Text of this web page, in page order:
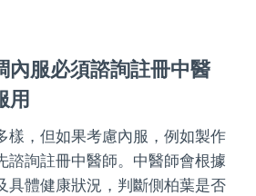
內服必須諮詢註冊中醫
用
樣，但如果考慮內服，例如製作
諮詢註冊中醫師。中醫師會根據
具體健康狀況，判斷側柏葉是否